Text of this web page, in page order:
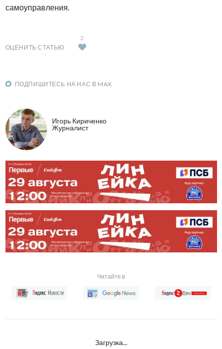
самоуправления.
ОЦЕНИТЬ СТАТЬЮ
2
ПОДПИШИТЕСЬ НА НАС В MAX
Игорь Кириченко
Журналист
Читайте в
Загрузка...